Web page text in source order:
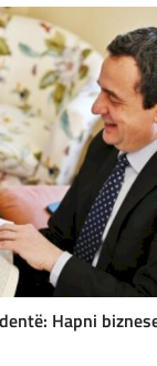
Hapni